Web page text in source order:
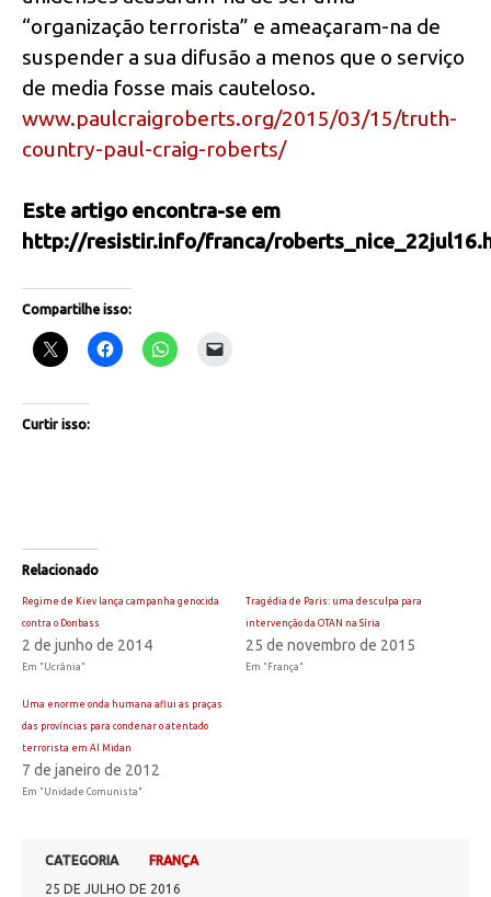
“organização terrorista” e ameaçaram-na de
suspender a sua difusão a menos que o serviço
de media fosse mais cauteloso.
www.paulcraigroberts.org/2015/03/15/truth-
country-paul-craig-roberts/
Este artigo encontra-se em
http://resistir.info/franca/
Compartilhe isso:
Curtir isso:
Relacionado
Regime de Kiev lança campanha genocida
contra o Donbass
2 de junho de 2014
Em "Ucrânia"
Tragédia de Paris: uma desculpa para
intervenção da OTAN na Síria
25 de novembro de 2015
Em "França"
Uma enorme onda humana aflui as praças
das províncias para condenar o atentado
terrorista em Al Midan
7 de janeiro de 2012
Em "Unidade Comunista"
CATEGORIA
FRANÇA
25 DE JULHO DE 2016